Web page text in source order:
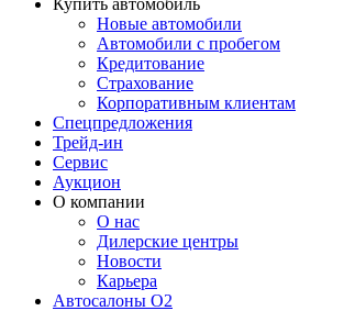
Купить автомобиль
Новые автомобили
Автомобили с пробегом
Кредитование
Страхование
Корпоративным клиентам
Спецпредложения
Трейд-ин
Сервис
Аукцион
О компании
О нас
Дилерские центры
Новости
Карьера
Автосалоны O2